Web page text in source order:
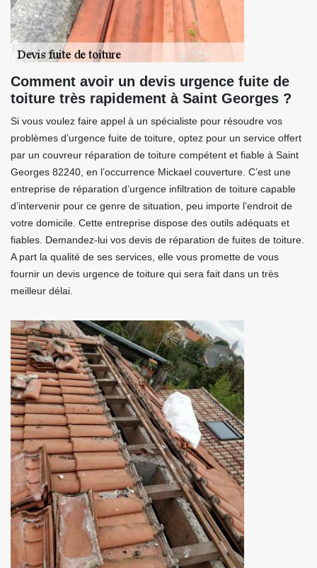
Comment avoir un devis urgence fuite de
toiture très rapidement à Saint Georges ?
Si vous voulez faire appel à un spécialiste pour résoudre vos
problèmes d’urgence fuite de toiture, optez pour un service offert
par un couvreur réparation de toiture compétent et fiable à Saint
Georges 82240, en l’occurrence Mickael couverture. C’est une
entreprise de réparation d’urgence infiltration de toiture capable
d’intervenir pour ce genre de situation, peu importe l’endroit de
votre domicile. Cette entreprise dispose des outils adéquats et
fiables. Demandez-lui vos devis de réparation de fuites de toiture.
A part la qualité de ses services, elle vous promette de vous
fournir un devis urgence de toiture qui sera fait dans un très
meilleur délai.